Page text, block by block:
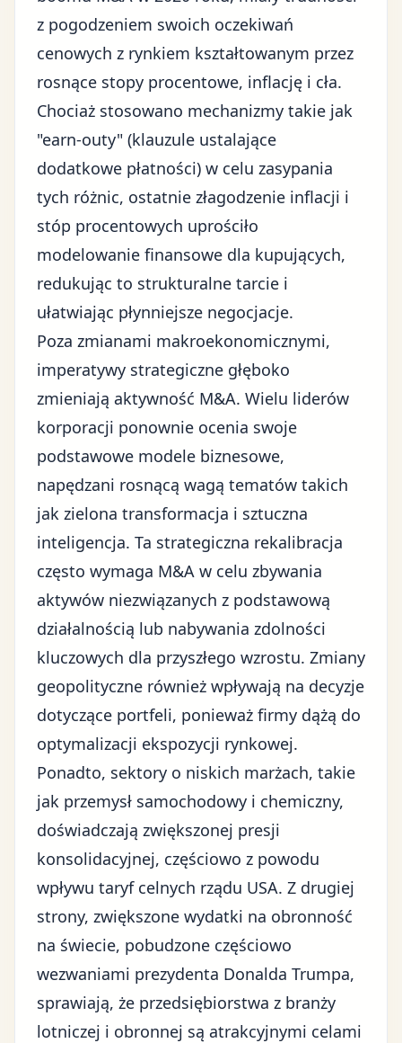
z pogodzeniem swoich oczekiwań
cenowych z rynkiem kształtowanym przez
rosnące stopy procentowe, inflację i cła.
Chociaż stosowano mechanizmy takie jak
"earn-outy" (klauzule ustalające
dodatkowe płatności) w celu zasypania
tych różnic, ostatnie złagodzenie inflacji i
stóp procentowych uprościło
modelowanie finansowe dla kupujących,
redukując to strukturalne tarcie i
ułatwiając płynniejsze negocjacje.
Poza zmianami makroekonomicznymi,
imperatywy strategiczne głęboko
zmieniają aktywność M&A. Wielu liderów
korporacji ponownie ocenia swoje
podstawowe modele biznesowe,
napędzani rosnącą wagą tematów takich
jak zielona transformacja i sztuczna
inteligencja. Ta strategiczna rekalibracja
często wymaga M&A w celu zbywania
aktywów niezwiązanych z podstawową
działalnością lub nabywania zdolności
kluczowych dla przyszłego wzrostu. Zmiany
geopolityczne również wpływają na decyzje
dotyczące portfeli, ponieważ firmy dążą do
optymalizacji ekspozycji rynkowej.
Ponadto, sektory o niskich marżach, takie
jak przemysł samochodowy i chemiczny,
doświadczają zwiększonej presji
konsolidacyjnej, częściowo z powodu
wpływu taryf celnych rządu USA. Z drugiej
strony, zwiększone wydatki na obronność
na świecie, pobudzone częściowo
wezwaniami prezydenta Donalda Trumpa,
sprawiają, że przedsiębiorstwa z branży
lotniczej i obronnej są atrakcyjnymi celami